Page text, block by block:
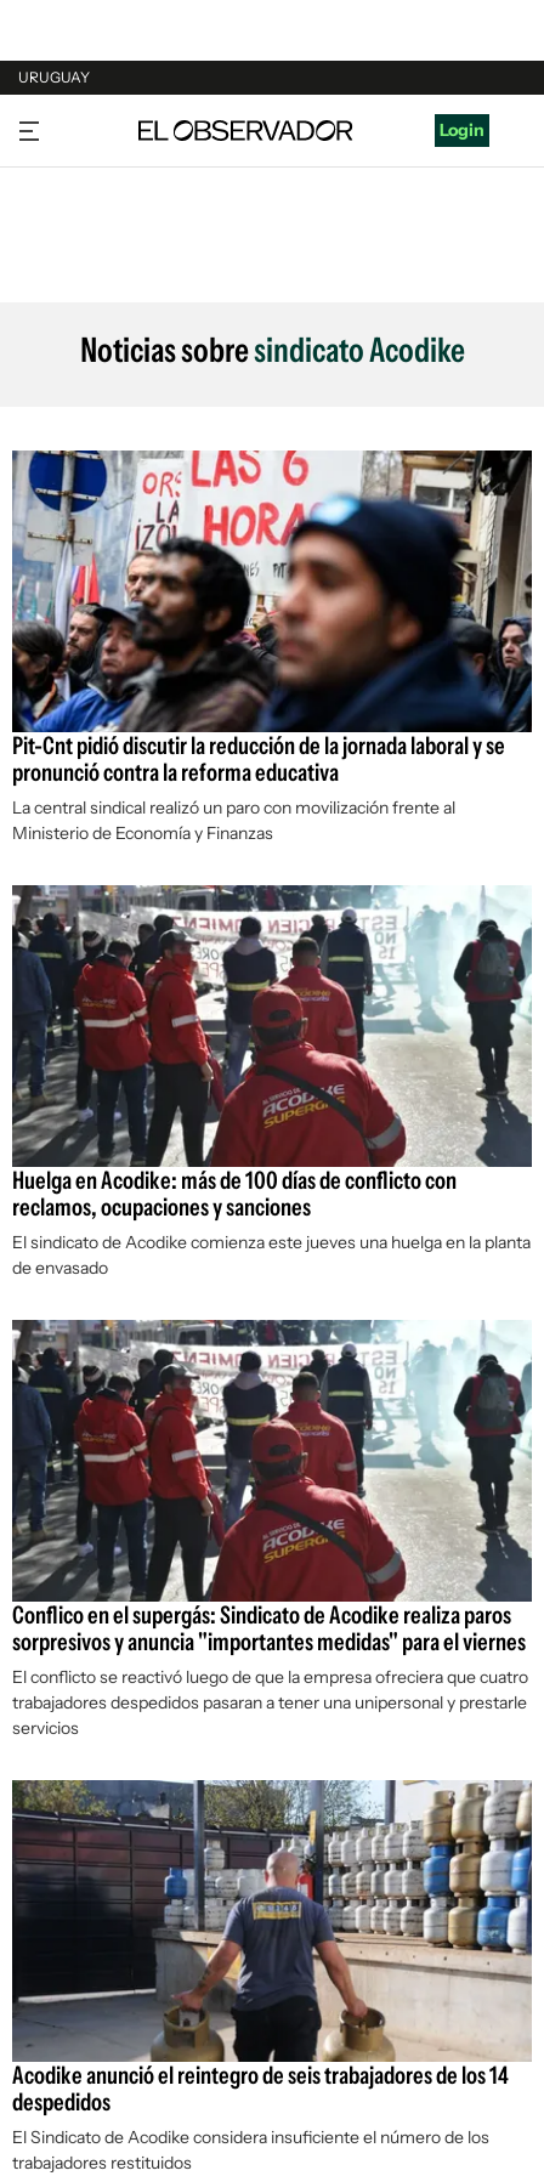
URUGUAY
URUGUAY
ARGENTINA
Login
Noticias sobresindicato Acodike
Pit-Cnt pidió discutir la reducción de la jornada laboral y se
pronunció contra la reforma educativa
La central sindical realizó un paro con movilización frente al
Ministerio de Economía y Finanzas
Huelga en Acodike: más de 100 días de conflicto con
reclamos, ocupaciones y sanciones
El sindicato de Acodike comienza este jueves una huelga en la planta
de envasado
Conflico en el supergás: Sindicato de Acodike realiza paros
sorpresivos y anuncia "importantes medidas" para el viernes
El conflicto se reactivó luego de que la empresa ofreciera que cuatro
trabajadores despedidos pasaran a tener una unipersonal y prestarle
servicios
Acodike anunció el reintegro de seis trabajadores de los 14
despedidos
El Sindicato de Acodike considera insuficiente el número de los
trabajadores restituidos